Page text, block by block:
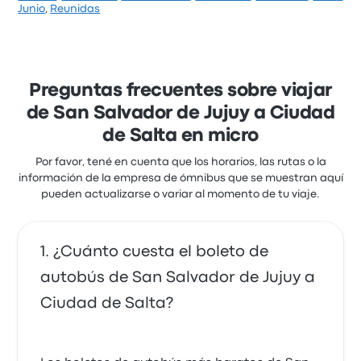
Balut
Alberto M.
3 de mayo de 2018
Me dieron mal la dirección y perdí el micro.
1.0 de 5 estrellas
28 de abril de 2018
donde querés ir por un precio justo.
Acuerdo de Cuyo ofrece 1 buses diarios de San
1 hora 55 minutos.
Junio, Reunidas
Preguntas frecuentes sobre viajar
de San Salvador de Jujuy a Ciudad
de Salta en micro
Por favor, tené en cuenta que los horarios, las rutas o la
información de la empresa de ómnibus que se muestran aquí
pueden actualizarse o variar al momento de tu viaje.
¿Cuánto cuesta el boleto de
autobús de San Salvador de Jujuy a
Ciudad de Salta?